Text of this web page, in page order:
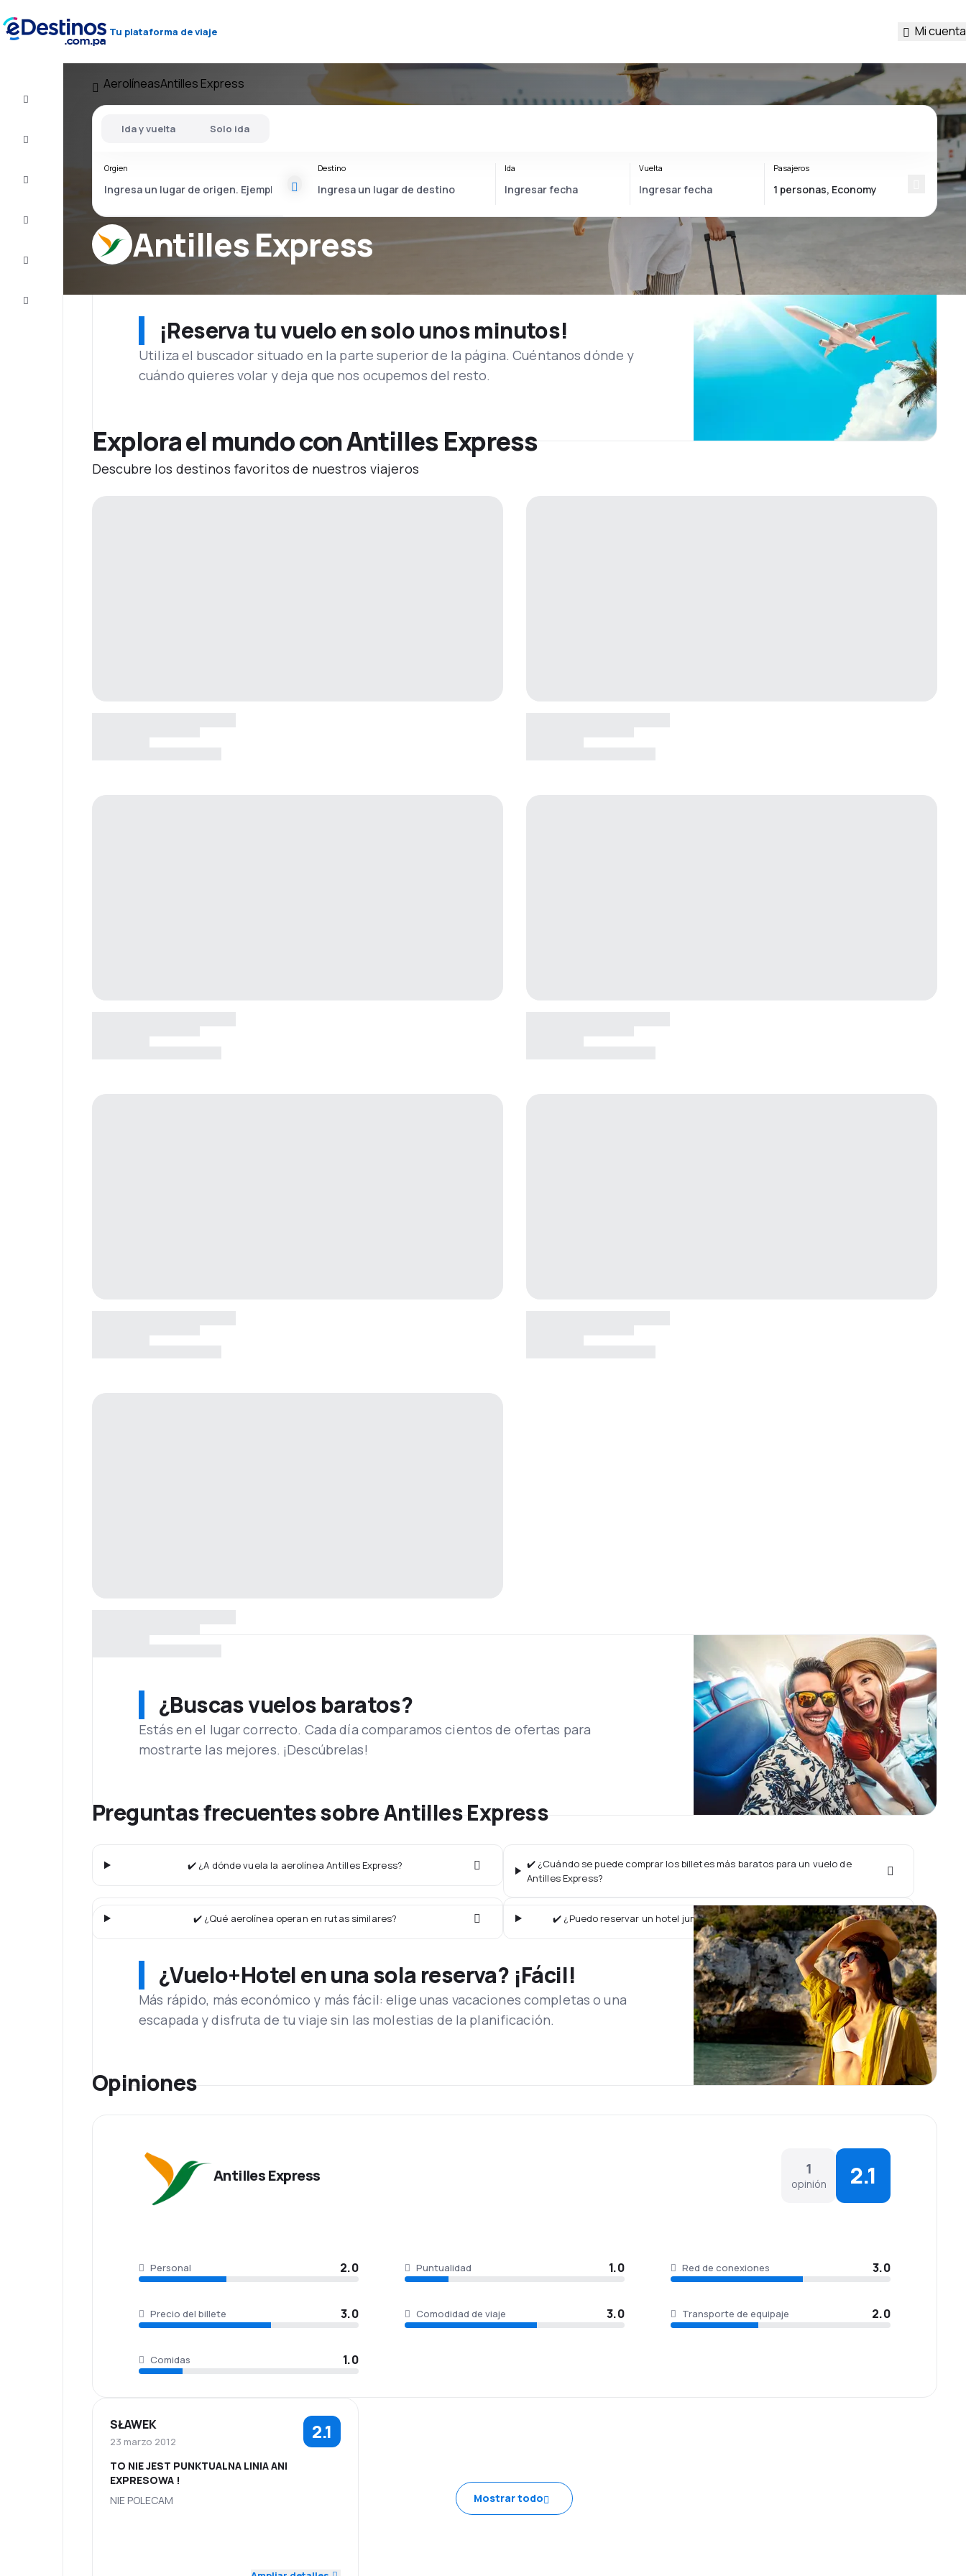
Tu plataforma de viaje Mi cuenta
Atención
AerolíneasAntilles Express
Antilles Express
Ida y vuelta Solo ida
Orgien Destino Ida Vuelta Pasajeros
¡Reserva tu vuelo en solo unos minutos!
Utiliza el buscador situado en la parte superior de la página. Cuéntanos dónde y
cuándo quieres volar y deja que nos ocupemos del resto.
Explora el mundo con Antilles Express
Descubre los destinos favoritos de nuestros viajeros
¿Buscas vuelos baratos?
Estás en el lugar correcto. Cada día comparamos cientos de ofertas para
mostrarte las mejores. ¡Descúbrelas!
Preguntas frecuentes sobre Antilles Express
✔️ ¿A dónde vuela la aerolínea Antilles Express?
✔️ ¿Cuándo se puede comprar los billetes más baratos para un vuelo de
Antilles Express?
✔️ ¿Qué aerolínea operan en rutas similares? ✔️ ¿Puedo reservar un hotel junto con un vuelo de Antilles Express?
¿Vuelo+Hotel en una sola reserva? ¡Fácil!
Más rápido, más económico y más fácil: elige unas vacaciones completas o una
escapada y disfruta de tu viaje sin las molestias de la planificación.
Opiniones
Antilles Express 1
opinión 2.1
Personal 2.0 Puntualidad 1.0 Red de conexiones 3.0
Precio del billete 3.0 Comodidad de viaje 3.0 Transporte de equipaje 2.0
Comidas 1.0
SŁAWEK
23 marzo 2012 2.1
TO NIE JEST PUNKTUALNA LINIA ANI
EXPRESOWA !
NIE POLECAM
3.0
Mostrar todo